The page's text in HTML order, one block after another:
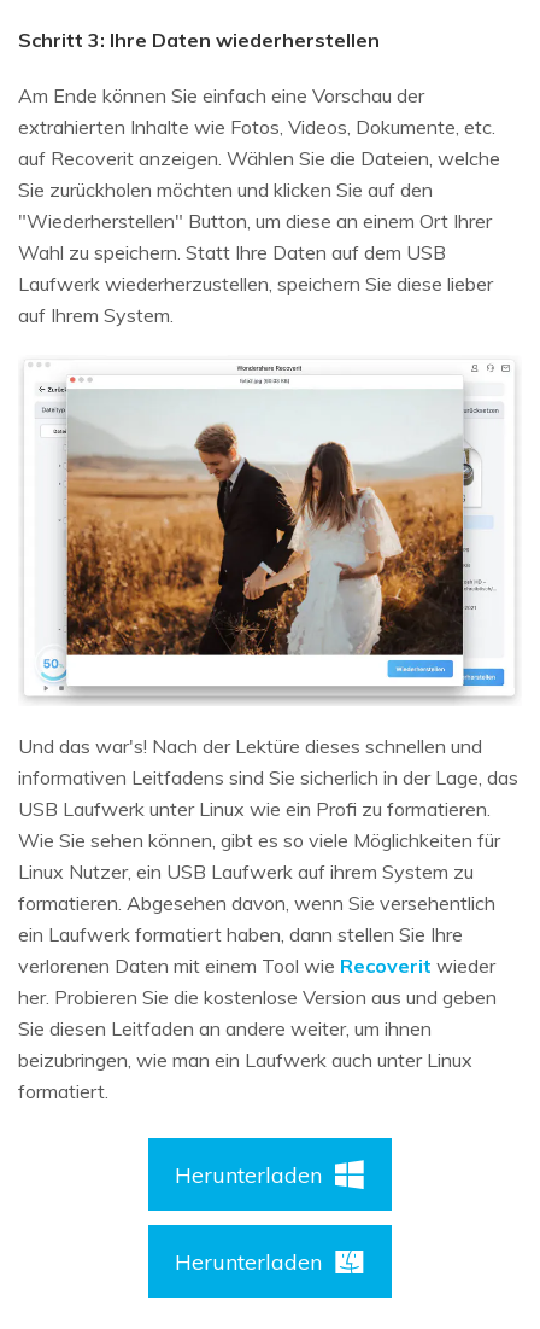
Schritt 3: Ihre Daten wiederherstellen
Am Ende können Sie einfach eine Vorschau der
extrahierten Inhalte wie Fotos, Videos, Dokumente, etc.
auf Recoverit anzeigen. Wählen Sie die Dateien, welche
Sie zurückholen möchten und klicken Sie auf den
"Wiederherstellen" Button, um diese an einem Ort Ihrer
Wahl zu speichern. Statt Ihre Daten auf dem USB
Laufwerk wiederherzustellen, speichern Sie diese lieber
auf Ihrem System.
Und das war's! Nach der Lektüre dieses schnellen und
informativen Leitfadens sind Sie sicherlich in der Lage, das
USB Laufwerk unter Linux wie ein Profi zu formatieren.
Wie Sie sehen können, gibt es so viele Möglichkeiten für
Linux Nutzer, ein USB Laufwerk auf ihrem System zu
formatieren. Abgesehen davon, wenn Sie versehentlich
ein Laufwerk formatiert haben, dann stellen Sie Ihre
verlorenen Daten mit einem Tool wie Recoverit wieder
her. Probieren Sie die kostenlose Version aus und geben
Sie diesen Leitfaden an andere weiter, um ihnen
beizubringen, wie man ein Laufwerk auch unter Linux
formatiert.
Herunterladen
Herunterladen